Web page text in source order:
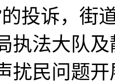
投诉，街
执法大队
扰民问题